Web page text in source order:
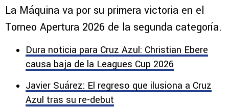
La Máquina va por su primera victoria en el
Torneo Apertura 2026 de la segunda categoría.
Dura noticia para Cruz Azul: Christian Ebere
causa baja de la Leagues Cup 2026
Javier Suárez: El regreso que ilusiona a Cruz
Azul tras su re-debut